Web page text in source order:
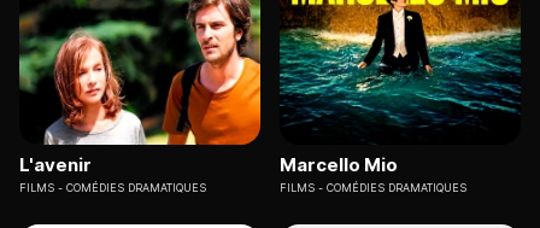
L'avenir
FILMS COMÉDIES DRAMATIQUES
Marcello Mio
FILMS COMÉDIES DRAMATIQUES